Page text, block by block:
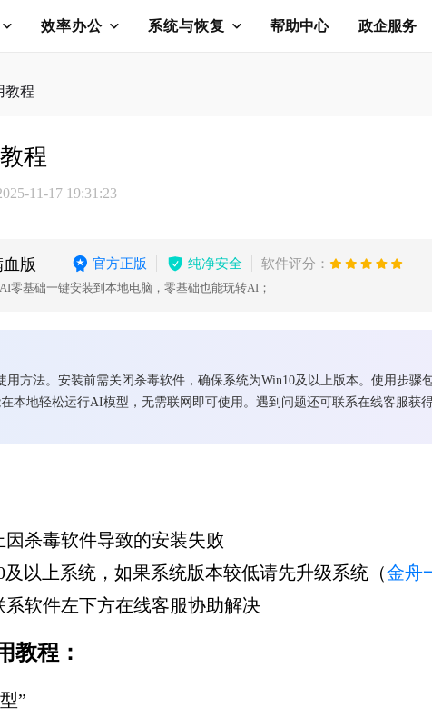
效率办公 系统与恢复 帮助中心 政企服务
教程
程
11-17 19:31:23
版 官方正版 纯净安全 软件评分：
零基础一键安装到本地电脑，零基础也能玩转AI；
用方法。安装前需关闭杀毒软件，确保系统为Win10及以上版本。使用步
本地轻松运行AI模型，无需联网即可使用。遇到问题还可联系在线客服获得
杀毒软件导致的安装失败
以上系统，如果系统版本较低请先升级系统（金舟
软件左下方在线客服协助解决
教程：
”